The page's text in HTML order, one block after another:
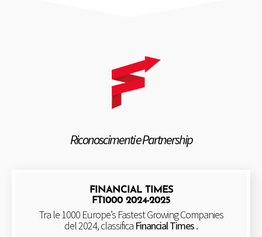
Riconoscimenti e Partnership
FINANCIAL TIMES
FT1000 2024-2025
Tra le 1000 Europe’s Fastest Growing Companies
del 2024, classifica Financial Times.